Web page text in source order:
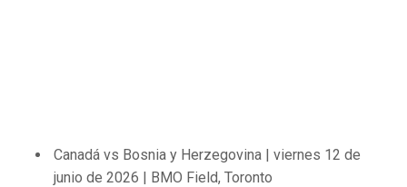
Canadá vs Bosnia y Herzegovina | viernes 12 de
junio de 2026 | BMO Field, Toronto